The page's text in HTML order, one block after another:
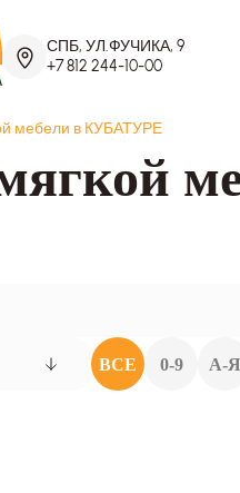
СПБ, УЛ.ФУЧИКА, 9
+7 812 244-10-00
мебели в КУБАТУРЕ
ВСЕ 0-9 А-Я